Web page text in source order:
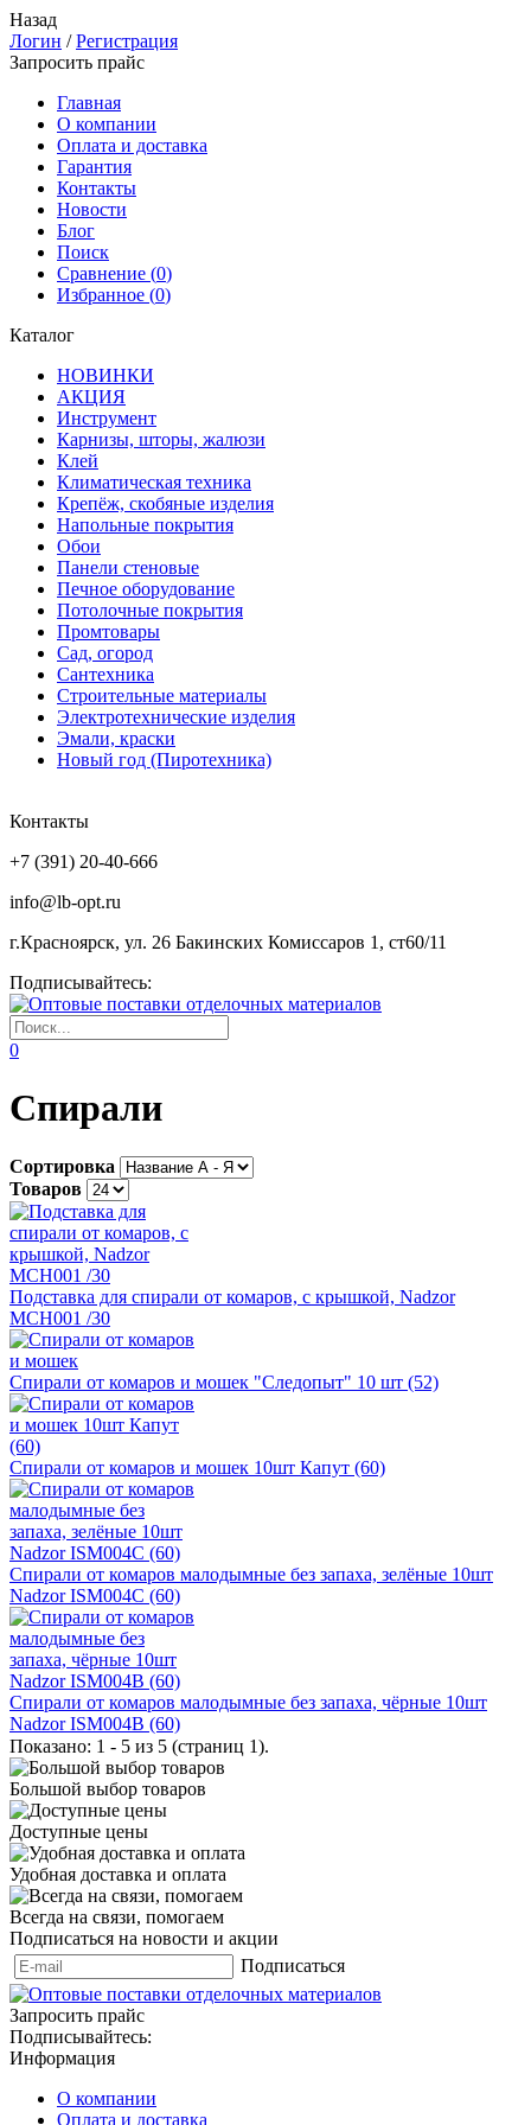
Назад
Логин /Регистрация
Запросить прайс
Главная
О компании
Оплата и доставка
Гарантия
Контакты
Новости
Блог
Поиск
Сравнение (0)
Избранное (0)
Каталог
НОВИНКИ
АКЦИЯ
Инструмент
Карнизы, шторы, жалюзи
Клей
Климатическая техника
Крепёж, скобяные изделия
Напольные покрытия
Обои
Панели стеновые
Печное оборудование
Потолочные покрытия
Промтовары
Сад, огород
Сантехника
Строительные материалы
Электротехнические изделия
Эмали, краски
Новый год (Пиротехника)
Контакты
+7 (391) 20-40-666
info@lb-opt.ru
г.Красноярск, ул. 26 Бакинских Комиссаров 1, ст60/11
Подписывайтесь:
0
Спирали
Сортировка
Товаров
Подставка для спирали от комаров, с крышкой, Nadzor
MCH001 /30
Спирали от комаров и мошек "Следопыт" 10 шт (52)
Спирали от комаров и мошек 10шт Капут (60)
Спирали от комаров малодымные без запаха, зелёные 10шт
Nadzor ISM004C (60)
Спирали от комаров малодымные без запаха, чёрные 10шт
Nadzor ISM004B (60)
Показано: 1 - 5 из 5 (страниц 1).
Большой выбор товаров
Доступные цены
Удобная доставка и оплата
Всегда на связи, помогаем
Подписаться на новости и акции
Подписаться
Запросить прайс
Подписывайтесь:
Информация
О компании
Оплата и доставка